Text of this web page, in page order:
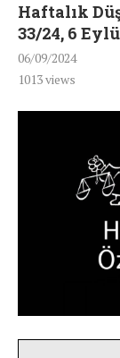
Haftalık
33/24, 6
06/09/2024
1013views